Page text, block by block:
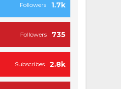
1.7k
Followers
735
Followers
2.8k
Subscribes